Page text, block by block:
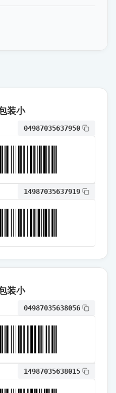
装小
04987035637950
14987035637919
装小
04987035638056
14987035638015